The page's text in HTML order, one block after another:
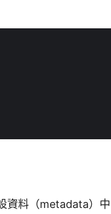
資料（metadata）